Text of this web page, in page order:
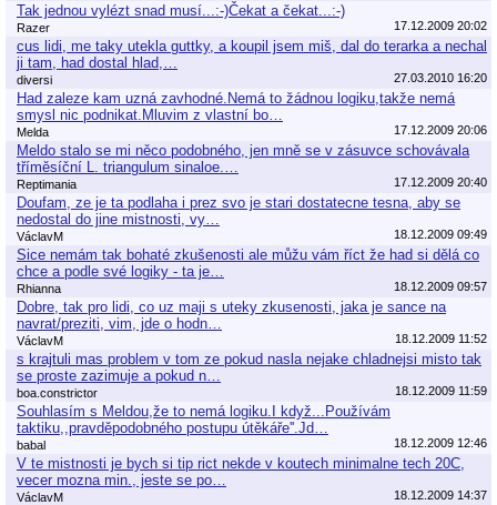
Tak jednou vylézt snad musí...:-)Čekat a čekat...:-)
Razer 17.12.2009 20:02
cus lidi, me taky utekla guttky, a koupil jsem miš, dal do terarka a nechal
ji tam, had dostal hlad,…
diversi 27.03.2010 16:20
Had zaleze kam uzná zavhodné.Nemá to žádnou logiku,takže nemá
smysl nic podnikat.Mluvim z vlastní bo…
Melda 17.12.2009 20:06
Meldo stalo se mi něco podobného, jen mně se v zásuvce schovávala
tříměsíční L. triangulum sinaloe.…
Reptimania 17.12.2009 20:40
Doufam, ze je ta podlaha i prez svo je stari dostatecne tesna, aby se
nedostal do jine mistnosti, vy…
VáclavM 18.12.2009 09:49
Sice nemám tak bohaté zkušenosti ale můžu vám říct že had si dělá co
chce a podle své logiky - ta je…
Rhianna 18.12.2009 09:57
Dobre, tak pro lidi, co uz maji s uteky zkusenosti, jaka je sance na
navrat/preziti, vim, jde o hodn…
VáclavM 18.12.2009 11:52
s krajtuli mas problem v tom ze pokud nasla nejake chladnejsi misto tak
se proste zazimuje a pokud n…
boa.constrictor 18.12.2009 11:59
Souhlasím s Meldou,že to nemá logiku.I když...Používám
taktiku,,pravděpodobného postupu útěkáře''.Jd…
babal 18.12.2009 12:46
V te mistnosti je bych si tip rict nekde v koutech minimalne tech 20C,
vecer mozna min., jeste se po…
VáclavM 18.12.2009 14:37